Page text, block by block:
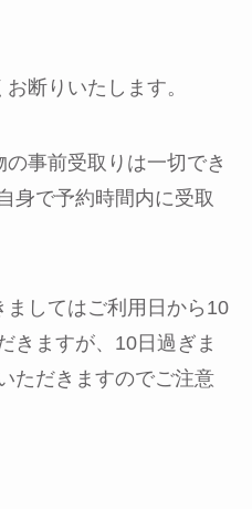
断りいたします。
事前受取りは一切でき
身で予約時間内に受取
してはご利用日から10
きますが、10日過ぎま
ただきますのでご注意